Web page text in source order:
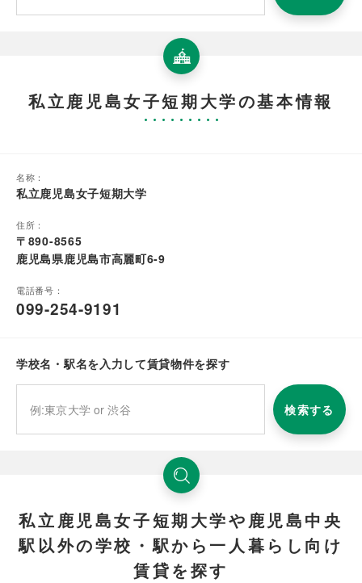
私立鹿児島女子短期大学の基本情報
名称：
私立鹿児島女子短期大学
住所：
〒890-8565
鹿児島県鹿児島市高麗町6-9
電話番号：
099-254-9191
学校名・駅名を入力して賃貸物件を探す
検索する
私立鹿児島女子短期大学や鹿児島中央
駅以外の学校・駅から一人暮らし向け
賃貸を探す